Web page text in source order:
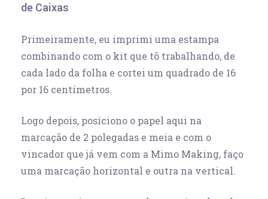
de Caixas
Primeiramente, eu imprimi uma estampa
combinando com o kit que tô trabalhando, de
cada lado da folha e cortei um quadrado de 16
por 16 centímetros.
Logo depois, posiciono o papel aqui na
marcação de 2 polegadas e meia e com o
vincador que já vem com a Mimo Making, faço
uma marcação horizontal e outra na vertical.